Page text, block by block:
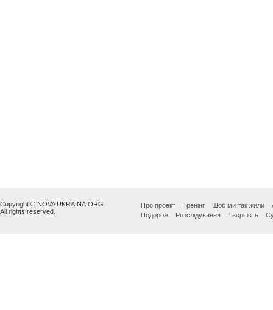
Copyright © NOVA UKRAINA.ORG
All rights reserved.
Про проект Тренінг Щоб ми так жили
Подорож
Розслідування Творчість